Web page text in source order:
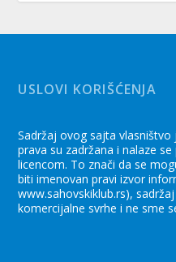
USLOVI KORIŠĆENJA
Sadržaj ovog sajta vlasništvo
prava su zadržana i nalaze
licencom. To znači da se
biti imenovan pravi izvor
www.sahovskiklub.rs),
komercijalne svrhe i ne sme